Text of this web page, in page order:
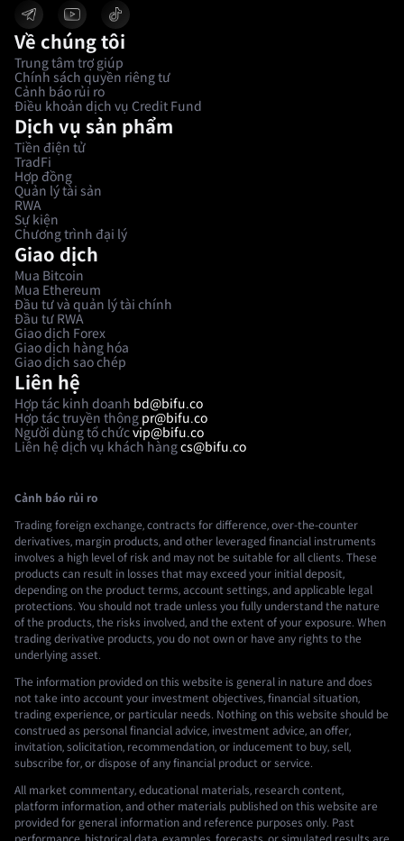
Về chúng tôi
Trung tâm trợ giúp
Chính sách quyền riêng tư
Cảnh báo rủi ro
Điều khoản dịch vụ Credit Fund
Dịch vụ sản phẩm
Tiền điện tử
TradFi
Hợp đồng
Quản lý tài sản
RWA
Sự kiện
Chương trình đại lý
Giao dịch
Mua Bitcoin
Mua Ethereum
Đầu tư và quản lý tài chính
Đầu tư RWA
Giao dịch Forex
Giao dịch hàng hóa
Giao dịch sao chép
Liên hệ
Hợp tác kinh doanh bd@bifu.co
Hợp tác truyền thông pr@bifu.co
Người dùng tổ chứcvip@bifu.co
Liên hệ dịch vụ khách hàngcs@bifu.co
Cảnh báo rủi ro
Trading foreign exchange, contracts for difference, over-the-counter
derivatives, margin products, and other leveraged financial instruments
involves a high level of risk and may not be suitable for all clients. These
products can result in losses that may exceed your initial deposit,
depending on the product terms, account settings, and applicable legal
protections. You should not trade unless you fully understand the nature
of the products, the risks involved, and the extent of your exposure. When
trading derivative products, you do not own or have any rights to the
underlying asset.
The information provided on this website is general in nature and does
not take into account your investment objectives, financial situation,
trading experience, or particular needs. Nothing on this website should be
construed as personal financial advice, investment advice, an offer,
invitation, solicitation, recommendation, or inducement to buy, sell,
subscribe for, or dispose of any financial product or service.
All market commentary, educational materials, research content,
platform information, and other materials published on this website are
provided for general information and reference purposes only. Past